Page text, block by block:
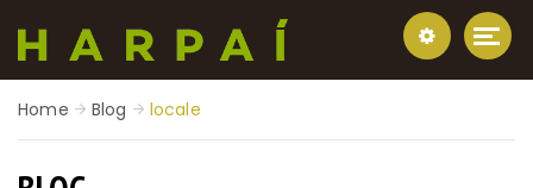
Home Blog locale